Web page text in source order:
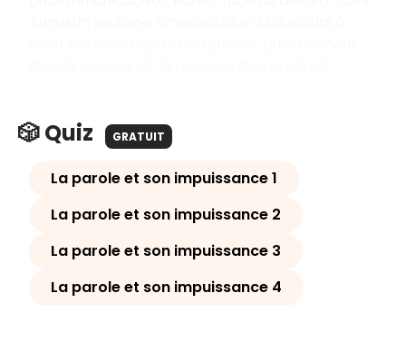
🎲 Quiz GRATUIT
La parole et son impuissance 1
La parole et son impuissance 2
La parole et son impuissance 3
La parole et son impuissance 4